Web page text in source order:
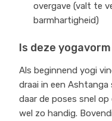
overgave (valt te
barmhartigheid)
Is deze
Als beginnend yogi
draai in een
daar de poses snel op
wel zo handig.